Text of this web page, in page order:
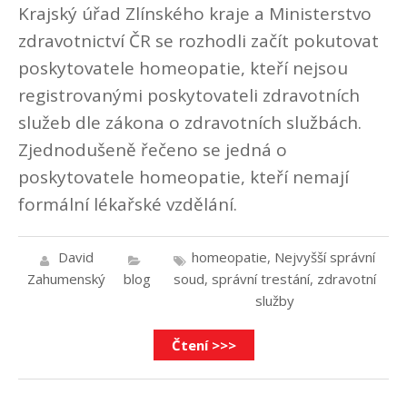
Krajský úřad Zlínského kraje a Ministerstvo
zdravotnictví ČR se rozhodli začít pokutovat
poskytovatele homeopatie, kteří nejsou
registrovanými poskytovateli zdravotních
služeb dle zákona o zdravotních službách.
Zjednodušeně řečeno se jedná o
poskytovatele homeopatie, kteří nemají
formální lékařské vzdělání.
David
Zahumenský
blog
homeopatie, Nejvyšší správní
soud, správní trestání, zdravotní
služby
Čtení >>>